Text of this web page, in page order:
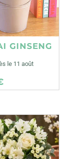
GINSENG
le 11 août